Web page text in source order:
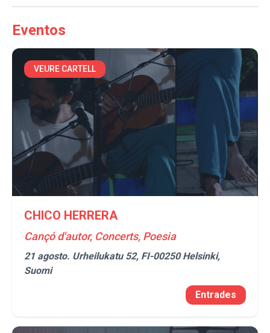
Eventos
VEURE CARTELL
CHICO HERRERA
Cançó d'autor, Concerts, Poesia
21 agosto. Urheilukatu 52, FI-00250 Helsinki,
Suomi
Entrades